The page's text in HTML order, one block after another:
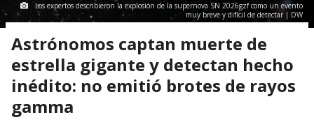
Los expertos describieron la explosión de la supernova SN 2026gzf como un evento
muy breve y difícil de detectar | DW
Astrónomos captan muerte de
estrella gigante y detectan hecho
inédito: no emitió brotes de rayos
gamma